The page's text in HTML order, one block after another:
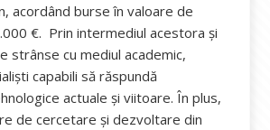
acordând burse în valoare de
€. Prin intermediul acestora și
strânse cu mediul academic,
capabili să răspundă
actuale și viitoare. În plus,
de cercetare și dezvoltare din